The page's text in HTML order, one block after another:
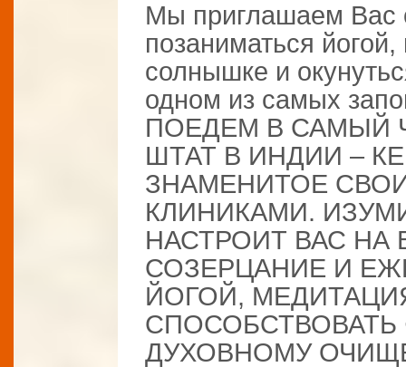
Мы приглашаем Вас
позаниматься
солнышке и
одном из самых
ПОЕДЕМ В САМЫЙ
ШТАТ В ИНДИИ –
ЗНАМЕНИТОЕ
КЛИНИКАМИ.
НАСТРОИТ ВАС НА
СОЗЕРЦАНИЕ И
ЙОГОЙ,
ДУХОВНОМУ